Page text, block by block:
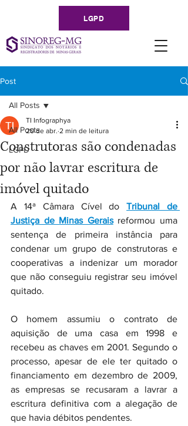
LGPD
Post
All Posts
LGPD
All Posts
Construtoras são condenadas
por não lavrar escritura de
imóvel quitado
TI Infographya
20 de abr. 2 min de leitura
A 14ª Câmara Cível do Tribunal de
Justiça de Minas Gerais reformou uma
sentença de primeira instância para
condenar um grupo de construtoras e
cooperativas a indenizar um morador
que não conseguiu registrar seu imóvel
quitado.
O homem assumiu o contrato de
aquisição de uma casa em 1998 e
recebeu as chaves em 2001. Segundo o
processo, apesar de ele ter quitado o
financiamento em dezembro de 2009,
as empresas se recusaram a lavrar a
escritura definitiva com a alegação de
que havia débitos pendentes.